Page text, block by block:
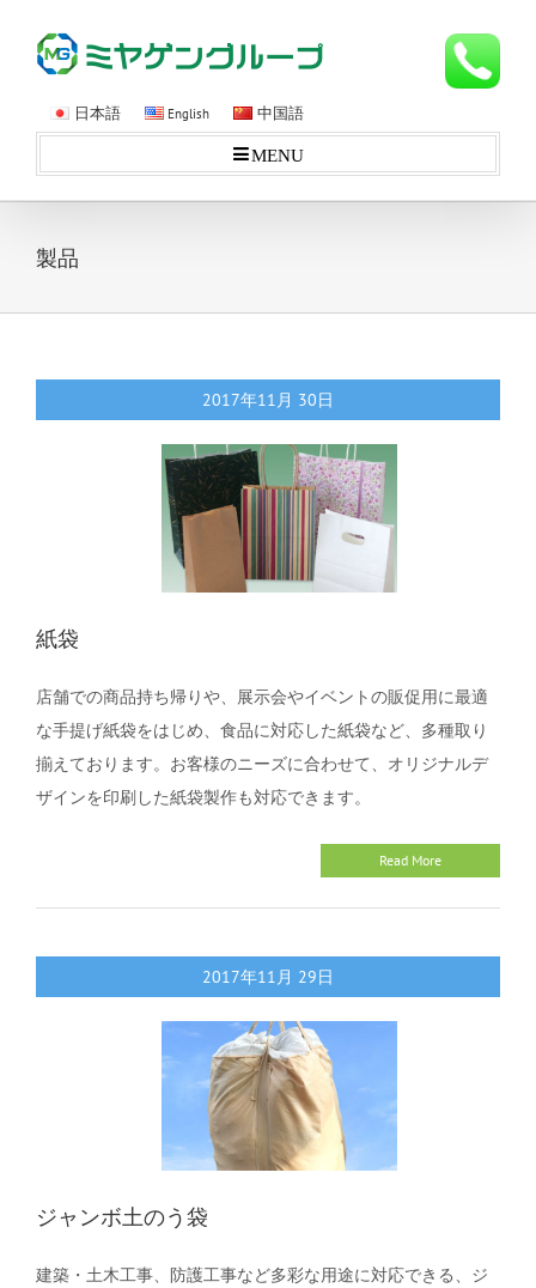
MENU
日本語 English 中国語
製品
2017年11月 30日
紙袋
店舗での商品持ち帰りや、展示会やイベントの販促用に最適
な手提げ紙袋をはじめ、食品に対応した紙袋など、多種取り
揃えております。お客様のニーズに合わせて、オリジナルデ
ザインを印刷した紙袋製作も対応できます。
Read More
2017年11月 29日
ジャンボ土のう袋
建築・土木工事、防護工事など多彩な用途に対応できる、ジ